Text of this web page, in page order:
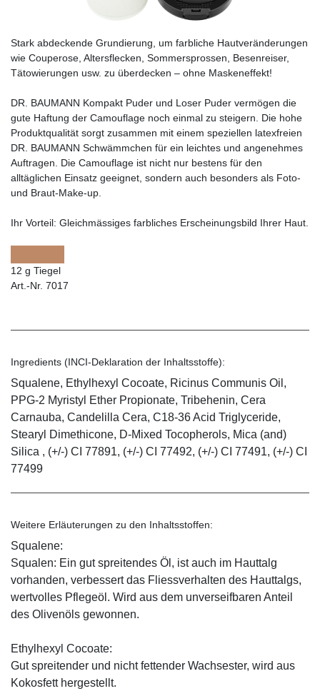
Stark abdeckende Grundierung, um farbliche Hautveränderungen
wie Couperose, Altersflecken, Sommersprossen, Besenreiser,
Tätowierungen usw. zu überdecken – ohne Maskeneffekt!
DR. BAUMANN Kompakt Puder und Loser Puder vermögen die
gute Haftung der Camouflage noch einmal zu steigern. Die hohe
Produktqualität sorgt zusammen mit einem speziellen latexfreien
DR. BAUMANN Schwämmchen für ein leichtes und angenehmes
Auftragen. Die Camouflage ist nicht nur bestens für den
alltäglichen Einsatz geeignet, sondern auch besonders als Foto-
und Braut-Make-up.
Ihr Vorteil: Gleichmässiges farbliches Erscheinungsbild Ihrer Haut.
12 g Tiegel
Art.-Nr. 7017
Ingredients (INCI-Deklaration der Inhaltsstoffe):
Squalene, Ethylhexyl Cocoate, Ricinus Communis Oil,
PPG-2 Myristyl Ether Propionate, Tribehenin, Cera
Carnauba, Candelilla Cera, C18-36 Acid Triglyceride,
Stearyl Dimethicone, D-Mixed Tocopherols, Mica (and)
Silica , (+/-) CI 77891, (+/-) CI 77492, (+/-) CI 77491, (+/-) CI
77499
Weitere Erläuterungen zu den Inhaltsstoffen:
Squalene:
Squalen: Ein gut spreitendes Öl, ist auch im Hauttalg
vorhanden, verbessert das Fliessverhalten des Hauttalgs,
wertvolles Pflegeöl. Wird aus dem unverseifbaren Anteil
des Olivenöls gewonnen.
Ethylhexyl Cocoate:
Gut spreitender und nicht fettender Wachsester, wird aus
Kokosfett hergestellt.